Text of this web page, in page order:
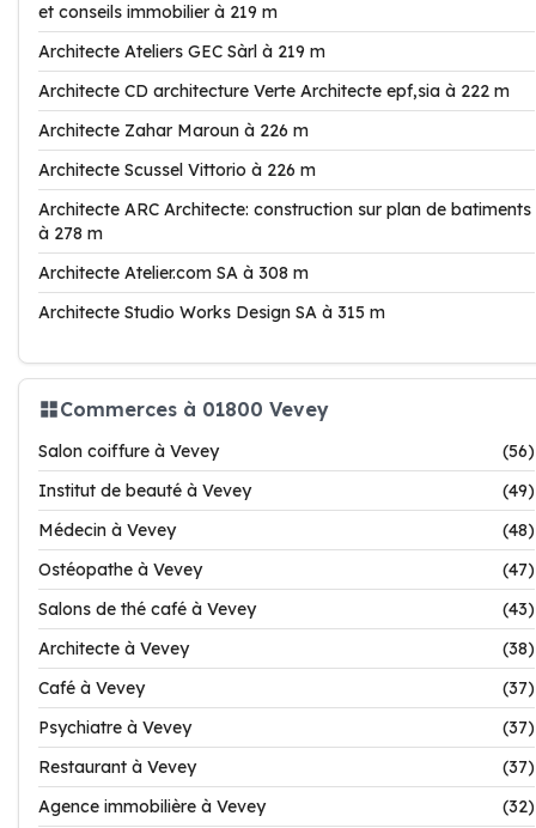
et conseils immobilier à 219 m
Architecte Ateliers GEC Sàrl à 219 m
Architecte CD architecture Verte Architecte epf,sia à 222 m
Architecte Zahar Maroun à 226 m
Architecte Scussel Vittorio à 226 m
Architecte ARC Architecte: construction sur plan de batiments
à 278 m
Architecte Atelier.com SA à 308 m
Architecte Studio Works Design SA à 315 m
Commerces à 01800 Vevey
Salon coiffure à Vevey
(56)
Institut de beauté à Vevey
(49)
Médecin à Vevey
(48)
Ostéopathe à Vevey
(47)
Salons de thé café à Vevey
(43)
Architecte à Vevey
(38)
Café à Vevey
(37)
Psychiatre à Vevey
(37)
Restaurant à Vevey
(37)
Agence immobilière à Vevey
(32)